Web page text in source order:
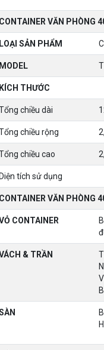
CONTAINER VĂN PHÒNG
LOẠI SẢN PHẨM
MODEL
KÍCH THƯỚC
chiều dài
chiều rộng
chiều cao
Diện tích sử dụng
CONTAINER VĂN PHÒNG
CONTAINER
& TRẦN